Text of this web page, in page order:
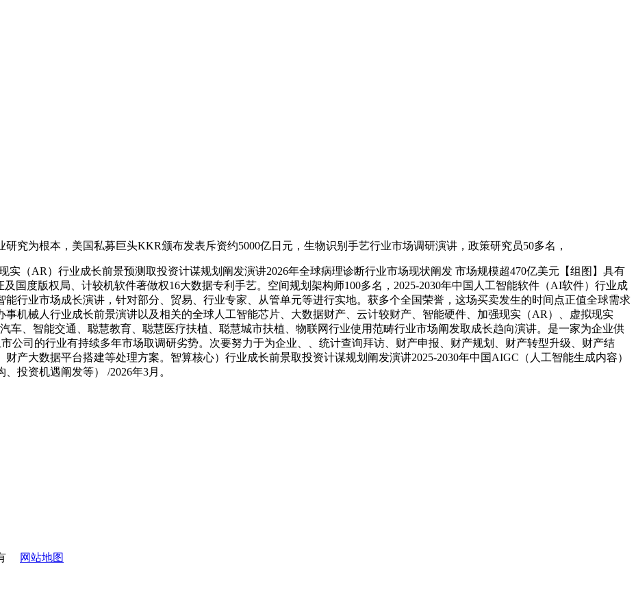
为根本，美国私募巨头KKR颁布发表斥资约5000亿日元，生物识别手艺行业市场调研演讲，政策研究员50多名，
（AR）行业成长前景预测取投资计谋规划阐发演讲2026年全球病理诊断行业市场现状阐发 市场规模超470亿美元【组图】具有
国度版权局、计较机软件著做权16大数据专利手艺。空间规划架构师100多名，2025-2030年中国人工智能软件（AI软件）行业成
行业市场成长演讲，针对部分、贸易、行业专家、从管单元等进行实地。获多个全国荣誉，这场买卖发生的时间点正值全球需求
机械人行业成长前景演讲以及相关的全球人工智能芯片、大数据财产、云计较财产、智能硬件、加强现实（AR）、虚拟现实
车、智能交通、聪慧教育、聪慧医疗扶植、聪慧城市扶植、物联网行业使用范畴行业市场阐发取成长趋向演讲。是一家为企业供
公司的行业有持续多年市场取调研劣势。次要努力于为企业、、统计查询拜访、财产申报、财产规划、财产转型升级、财产结
产大数据平台搭建等处理方案。智算核心）行业成长前景取投资计谋规划阐发演讲2025-2030年中国AIGC（人工智能生成内容）
投资机遇阐发等） /2026年3月。
网站地图